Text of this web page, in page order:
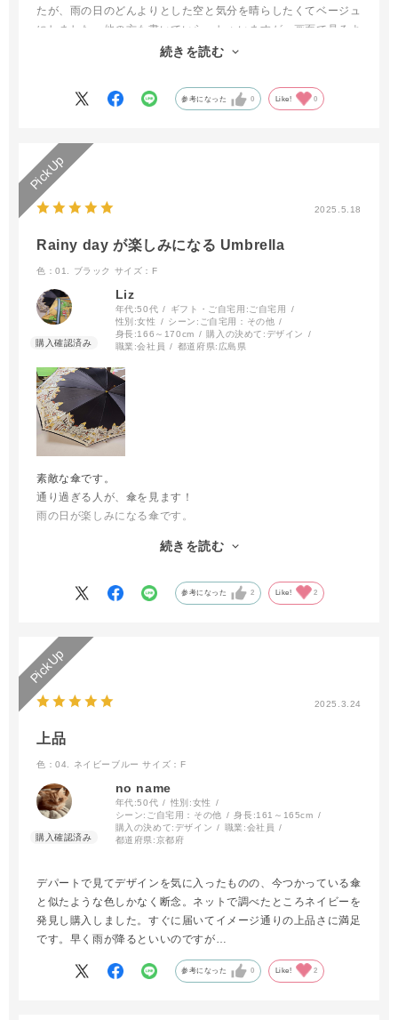
たが、雨の日のどんよりとした空と気分を晴らしたくてベージュ
にしました。他の方も書いていらっしゃいますが、画面で見るよ
りも落ち着いた色合いで、どことなく上品な雰囲気です。雨の日
続きを読む
参考になった 0 Like! 0
2025.5.18
Rainy day が楽しみになる Umbrella
色：01. ブラック サイズ：F
Liz
年代:50代 ギフト・ご自宅用: ご自宅用
性別:女性 シーン: ご自宅用：その他
身長:166～170cm 購入の決めて: デザイン
職業:会社員 都道府県: 広島県
素敵な傘です。
通り過ぎる人が、傘を見ます！
雨の日が楽しみになる傘です。
作りもしっかりしています。
色違いもほしいです、おすすめ！
続きを読む
参考になった 2 Like! 2
2025.3.24
上品
色：04. ネイビーブルー サイズ：F
no name
年代:50代 性別:女性
シーン: ご自宅用：その他 身長:161～165cm
購入の決めて: デザイン 職業:会社員
都道府県:京都府
デパートで見てデザインを気に入ったものの、今つかっている傘
と似たような色しかなく断念。ネットで調べたところネイビーを
発見し購入しました。すぐに届いてイメージ通りの上品さに満足
です。早く雨が降るといいのですが…
参考になった 0 Like! 2